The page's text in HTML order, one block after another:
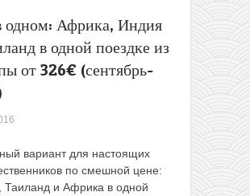
одном: Африка, Индия
в одной поездке из
от 326€ (сентябрь-
вариант для настоящих
по смешной цене:
Таиланд и Африка в одной